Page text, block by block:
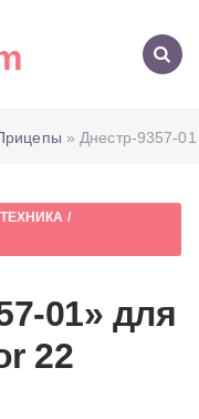
» Днестр-9357-01
/
01» для
22